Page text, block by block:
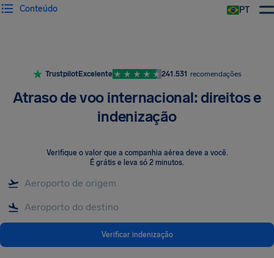
PT
Conteúdo
TrustpilotExcelente 241.531 recomendações
Atraso de voo internacional: direitos e
indenização
Verifique o valor que a companhia aérea deve a você.
É grátis e leva só 2 minutos.
Verificar indenização